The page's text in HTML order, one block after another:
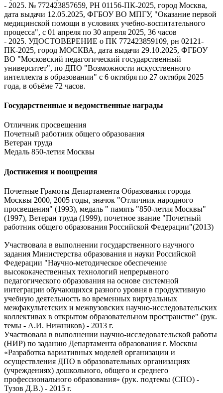
- 2025. № 772423857659, РН 01156-ПК-2025, город Москва,
дата выдачи 12.05.2025, ФГБОУ ВО МПГУ, "Оказание первой
медицинской помощи в условиях учебно-воспитательного
процесса", с 01 апреля по 30 апреля 2025, 36 часов
- 2025. УДОСТОВЕРЕНИЕ о ПК 772423859109, рн 02121-
ПК-2025, город МОСКВА, дата выдачи 29.10.2025, ФГБОУ
ВО "Московский педагогический государственный
университет", по ДПО "Возможности искусственного
интеллекта в образовании" с 6 октября по 27 октября 2025
года, в объёме 72 часов.
Государственные и ведомственные награды
Отличник просвещения
Почетный работник общего образования
Ветеран труда
Медаль 850-летия Москвы
Достижения и поощрения
Почетные Грамоты Департамента Образования города
Москвы 2000, 2005 годы, значок "Отличник народного
просвещения" (1993), медаль " память "850-летия Москвы"
(1997), Ветеран труда (1999), почетное звание "Почетный
работник общего образования Российской Федерации"(2013)
Участвовала в выполнении государственного научного
задания Министерства образования и науки Российской
Федерации "Научно-методическое обеспечение
высококачественных технологий непрерывного
педагогического образования на основе системной
интеграции обучающихся разного уровня в продуктивную
учебную деятельность во временных виртуальных
межфакультетских и межвузовских научно-исследовательских
коллективах в открытом образовательном пространстве" (рук.
темы - А.И. Нижников) - 2013 г.
Участвовала в выполнении научно-исследовательской работы
(НИР) по заданию Департамента образования г. Москвы
«Разработка вариативных моделей организации и
осуществления ДПО в образовательных организациях
(учреждениях) дошкольного, общего и среднего
профессионального образования» (рук. подтемы (СПО) -
Тузов Д.В.) - 2015 г.